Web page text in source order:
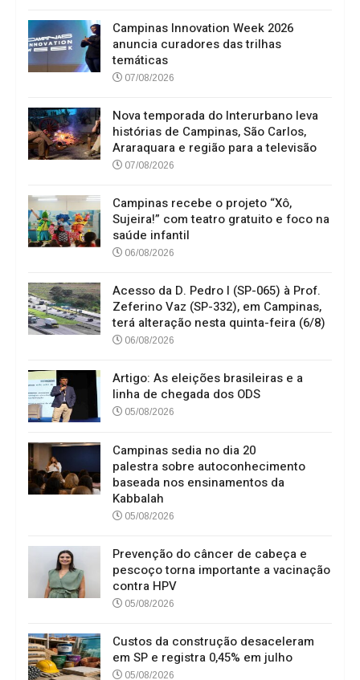
Campinas Innovation Week 2026
anuncia curadores das trilhas
temáticas
07/08/2026
Nova temporada do Interurbano leva
histórias de Campinas, São Carlos,
Araraquara e região para a televisão
07/08/2026
Campinas recebe o projeto “Xô,
Sujeira!” com teatro gratuito e foco na
saúde infantil
06/08/2026
Acesso da D. Pedro I (SP-065) à Prof.
Zeferino Vaz (SP-332), em Campinas,
terá alteração nesta quinta-feira (6/8)
06/08/2026
Artigo: As eleições brasileiras e a
linha de chegada dos ODS
05/08/2026
Campinas sedia no dia 20
palestra sobre autoconhecimento
baseada nos ensinamentos da
Kabbalah
05/08/2026
Prevenção do câncer de cabeça e
pescoço torna importante a vacinação
contra HPV
05/08/2026
Custos da construção desaceleram
em SP e registra 0,45% em julho
05/08/2026